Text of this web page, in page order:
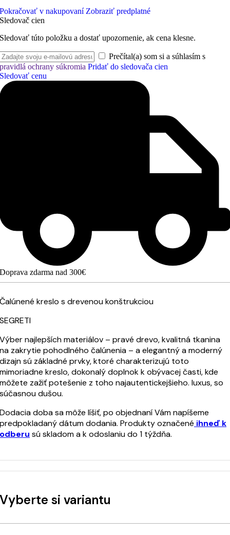
Pokračovať v nakupovaní Zobraziť predplatné
Sledovač cien
Sledovať túto položku a dostať upozornenie, ak cena klesne.
Prečítal(a) som si a súhlasím s
pravidlá ochrany súkromia Pridať do sledovača cien
Sledovať cenu
Doprava zdarma nad 300€
Čalúnené kreslo s drevenou konštrukciou
SEGRETI
Výber najlepších materiálov – pravé drevo, kvalitná tkanina
na zakrytie pohodlného čalúnenia – a elegantný a moderný
dizajn sú základné prvky, ktoré charakterizujú toto
mimoriadne kreslo, dokonalý doplnok k obývacej časti, kde
môžete zažiť potešenie z toho najautentickejšieho. luxus, so
súčasnou dušou.
Dodacia doba sa môže líšiť, po objednaní Vám napíšeme
predpokladaný dátum dodania. Produkty označené ihneď k
odberu sú skladom a k odoslaniu do 1 týždňa.
Vyberte si variantu